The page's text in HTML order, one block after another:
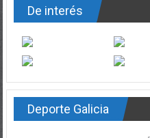
De interés
Deporte Galicia